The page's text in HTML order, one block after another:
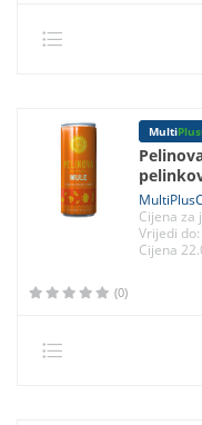
Multi
Cijena za
Vrijedi
Cijena
(0)